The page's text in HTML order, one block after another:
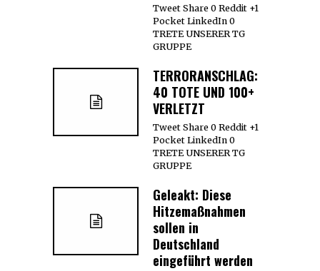
Tweet Share 0 Reddit +1
Pocket LinkedIn 0
TRETE UNSERER TG
GRUPPE
TERRORANSCHLAG:
40 TOTE UND 100+
VERLETZT
Tweet Share 0 Reddit +1
Pocket LinkedIn 0
TRETE UNSERER TG
GRUPPE
Geleakt: Diese
Hitzemaßnahmen
sollen in
Deutschland
eingeführt werden